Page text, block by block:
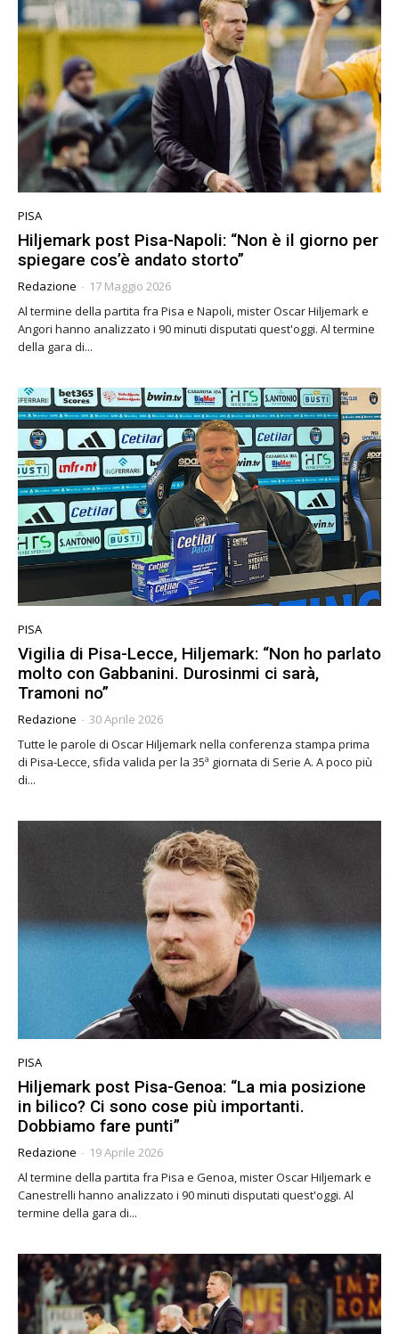
PISA
Hiljemark post Pisa-Napoli: “Non è il giorno per
spiegare cos’è andato storto”
Redazione - 17 Maggio 2026
Al termine della partita fra Pisa e Napoli, mister Oscar Hiljemark e
Angori hanno analizzato i 90 minuti disputati quest'oggi. Al termine
della gara di...
PISA
Vigilia di Pisa-Lecce, Hiljemark: “Non ho parlato
molto con Gabbanini. Durosinmi ci sarà,
Tramoni no”
Redazione - 30 Aprile 2026
Tutte le parole di Oscar Hiljemark nella conferenza stampa prima
di Pisa-Lecce, sfida valida per la 35ª giornata di Serie A. A poco più
di...
PISA
Hiljemark post Pisa-Genoa: “La mia posizione
in bilico? Ci sono cose più importanti.
Dobbiamo fare punti”
Redazione - 19 Aprile 2026
Al termine della partita fra Pisa e Genoa, mister Oscar Hiljemark e
Canestrelli hanno analizzato i 90 minuti disputati quest'oggi. Al
termine della gara di...